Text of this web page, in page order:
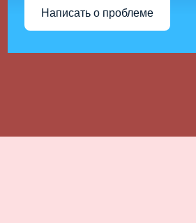
Написать о проблеме